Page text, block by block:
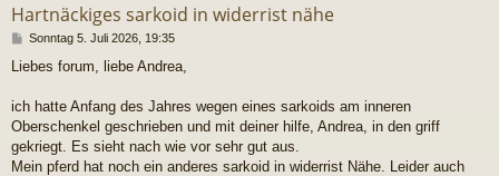
Hartnäckiges sarkoid in widerrist nähe
B
i
r
a
Sonntag 5. Juli 2026, 19:35
Liebes forum, liebe Andrea,
ich hatte Anfang des Jahres wegen eines sarkoids am inneren
Oberschenkel geschrieben und mit deiner hilfe, Andrea, in den griff
gekriegt. Es sieht nach wie vor sehr gut aus.
Mein pferd hat noch ein anderes sarkoid in widerrist Nähe. Leider auch